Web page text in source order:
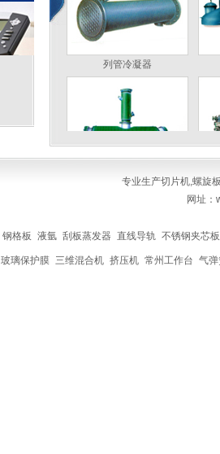
列管冷凝器
真空耙式干燥机
专业生产切片机,螺旋
网址
钢格板 液氩 刮板蒸发器 直线导轨 不锈钢夹芯板
玻璃保护膜 三维混合机 挤压机 常州工作台 气